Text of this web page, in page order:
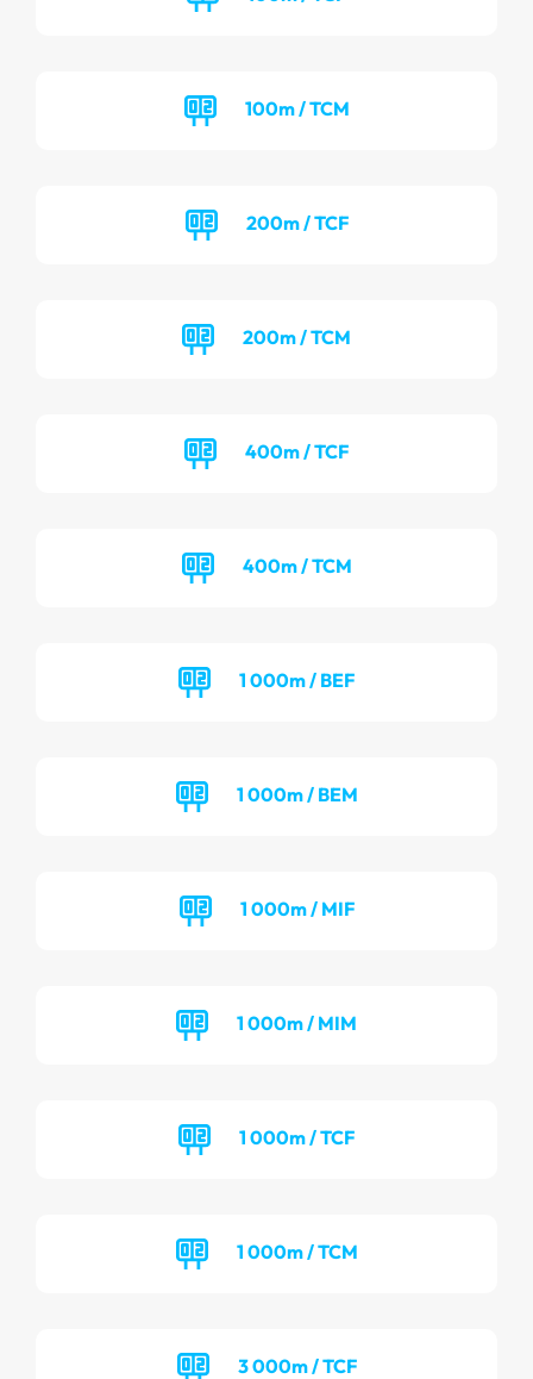
100m / TCM
200m / TCF
200m / TCM
400m / TCF
400m / TCM
1 000m / BEF
1 000m / BEM
1 000m / MIF
1 000m / MIM
1 000m / TCF
1 000m / TCM
3 000m / TCF